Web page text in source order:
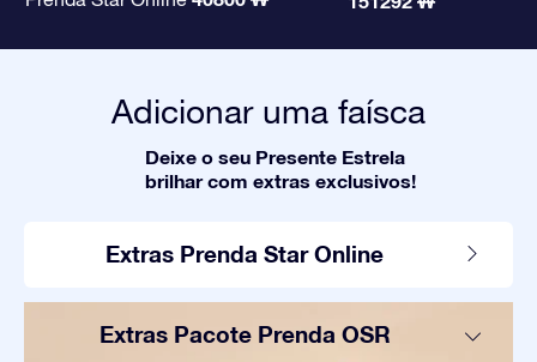
Adicionar uma faísca
Deixe o seu Presente Estrela
brilhar com extras exclusivos!
Extras Prenda Star Online
Extras Pacote Prenda OSR